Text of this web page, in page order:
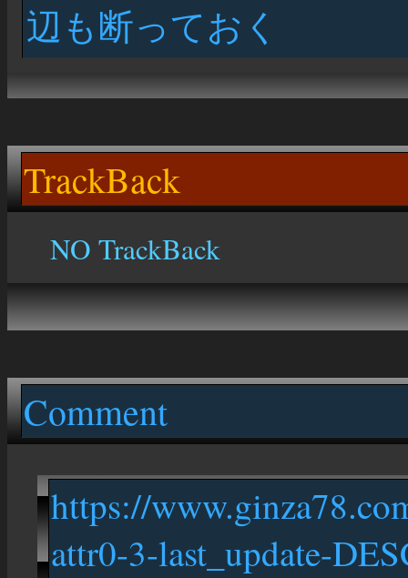
辺も断っておく
TrackBack
NO TrackBack
Comment
https://
attr0-3-last_update-